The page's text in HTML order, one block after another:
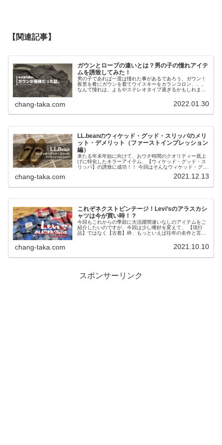
【関連記事】
ガウンとローブの違いとは？男の子の憧れアイテ
ムを誘致してみた！
男の子であれば一度は憧れた事があるであろう、ガウン！
夜景を肴にガウンを着てウイスキーをカランコロン、、、
なんて憧れは、よもやステレオタイプ過ぎるかもしれませ
chang-taka.com 2022.01.30
LL.beanのウィケッド・グッド・スリッパのメリ
ット・デメリット（ファーストインプレッション
編）
来たる年末年始に向けて、おウチ時間のクオリティー底上
げに特化したキラーアイテム、【ウィケッド・グッド・ス
リッパ】の誘致に成功！！ 今回はそんなウィケッド・グッ
裸々ファーストインプレッションをご紹介します！
chang-taka.com 2021.12.13
これぞネクストビンテージ！Levi’sのアラスカシ
ャツは今が買い時！？
今回もこれからの季節に大活躍間違いなしのアイテムをご
紹介したいのですが、今回は少し嗜好を変えて、 【現行
品】ではなく【古着】枠、もっといえば往年の名作と言っ
chang-taka.com 2021.10.10
スポンサーリンク